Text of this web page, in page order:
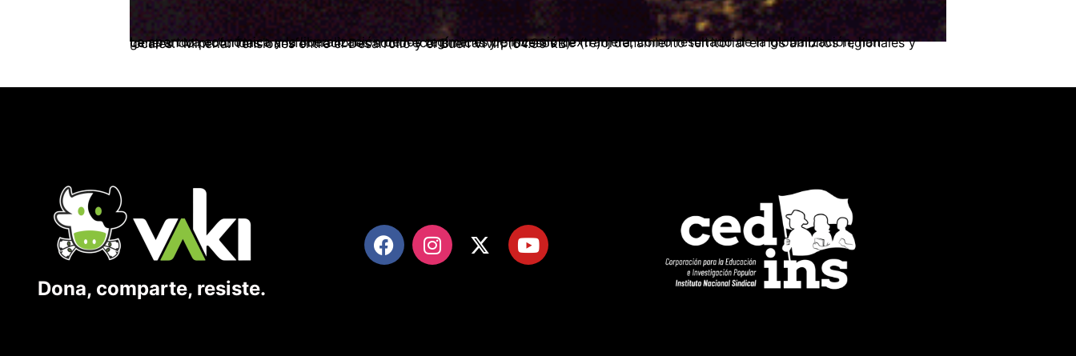
La apertura económica y la liberalización de los regímenes de inversión extranjera, como resultado de la globalización, han generando profundas transformaciones socio-económicas y procesos de (re)ordenamiento territorial en los ámbitos regionales y locales. Minería: Tensiones entre el Desarrollo y el Buen Vivir. (64.99 kB)
Dona, comparte, resiste.